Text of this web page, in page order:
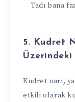
Tadı bana
5. Kudret
Kudret narı,
etkili olarak